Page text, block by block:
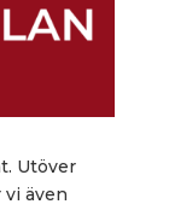
Utöver
även